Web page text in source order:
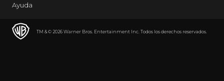
TM & © 2026 Warner Bros. Entertainment Inc. Todos los derechos reservados.
Ayuda